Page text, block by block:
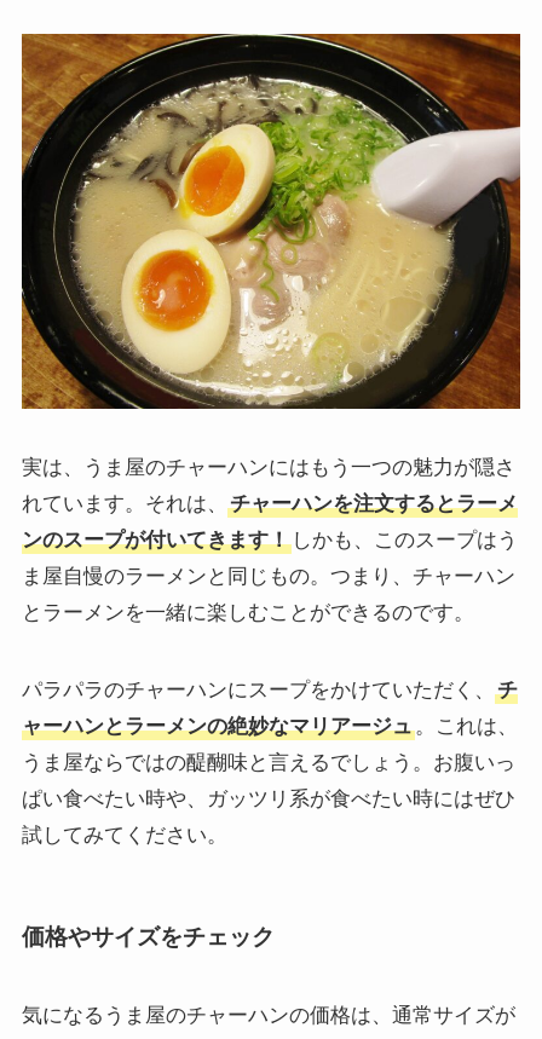
実は、うま屋のチャーハンにはもう一つの魅力が隠さ
れています。それは、
チャーハンを注文するとラーメ
ンのスープが付いてきます！しかも、このスープはう
ま屋自慢のラーメンと同じもの。つまり、チャーハン
とラーメンを一緒に楽しむことができるのです。
パラパラのチャーハンにスープをかけていただく、
チ
ャーハンとラーメンの絶妙なマリアージュ。これは、
うま屋ならではの醍醐味と言えるでしょう。お腹いっ
ぱい食べたい時や、ガッツリ系が食べたい時にはぜひ
試してみてください。
価格やサイズをチェック
気になるうま屋のチャーハンの価格は、通常サイズが